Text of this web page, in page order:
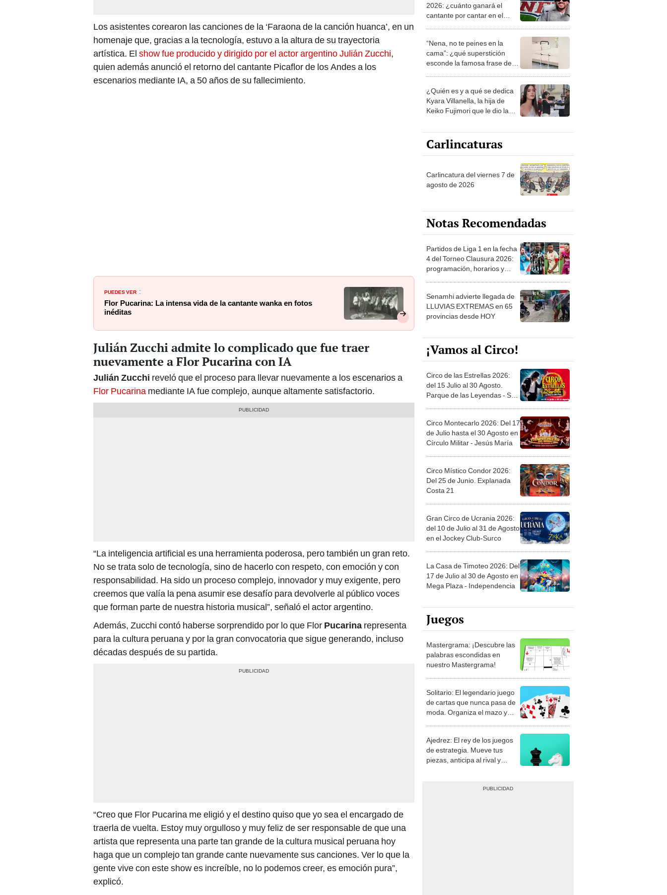
Los asistentes corearon las canciones de la ‘Faraona de la canción huanca’, en un
homenaje que, gracias a la tecnología, estuvo a la altura de su trayectoria
artística. El show fue producido y dirigido por el actor argentino Julián Zucchi,
quien además anunció el retorno del cantante Picaflor de los Andes a los
escenarios mediante IA, a 50 años de su fallecimiento.
PUEDES VER :
Flor Pucarina: La intensa vida de la cantante wanka en fotos
inéditas
Julián Zucchi admite lo complicado que fue traer
nuevamente a Flor Pucarina con IA
Julián Zucchi reveló que el proceso para llevar nuevamente a los escenarios a
Flor Pucarina mediante IA fue complejo, aunque altamente satisfactorio.
“La inteligencia artificial es una herramienta poderosa, pero también un gran reto.
No se trata solo de tecnología, sino de hacerlo con respeto, con emoción y con
responsabilidad. Ha sido un proceso complejo, innovador y muy exigente, pero
creemos que valía la pena asumir ese desafío para devolverle al público voces
que forman parte de nuestra historia musical”, señaló el actor argentino.
Además, Zucchi contó haberse sorprendido por lo que Flor Pucarina representa
para la cultura peruana y por la gran convocatoria que sigue generando, incluso
décadas después de su partida.
“Creo que Flor Pucarina me eligió y el destino quiso que yo sea el encargado de
traerla de vuelta. Estoy muy orgulloso y muy feliz de ser responsable de que una
artista que representa una parte tan grande de la cultura musical peruana hoy
haga que un complejo tan grande cante nuevamente sus canciones. Ver lo que la
gente vive con este show es increíble, no lo podemos creer, es emoción pura”,
explicó.
2026: ¿cuánto ganará el
cantante por cantar en el
“Nena, no te peines en la
cama”: ¿qué superstición
esconde la famosa frase de
¿Quién es y a qué se dedica
Kyara Villanella, la hija de
Keiko Fujimori que le dio la
Carlincaturas
Carlincatura del viernes 7 de
agosto de 2026
Notas Recomendadas
Partidos de Liga 1 en la fecha
4 del Torneo Clausura 2026:
programación, horarios y
Senamhi advierte llegada de
LLUVIAS EXTREMAS en 65
provincias desde HOY
¡Vamos al Circo!
Circo de las Estrellas 2026:
del 15 Julio al 30 Agosto.
Parque de las Leyendas - San
Circo Montecarlo 2026: Del 17
de Julio hasta el 30 Agosto en
Círculo Militar - Jesús María
Circo Místico Condor 2026:
Del 25 de Junio. Explanada
Costa 21
Gran Circo de Ucrania 2026:
del 10 de Julio al 31 de Agosto
en el Jockey Club-Surco
La Casa de Timoteo 2026: Del
17 de Julio al 30 de Agosto en
Mega Plaza - Independencia
Juegos
Mastergrama: ¡Descubre las
palabras escondidas en
nuestro Mastergrama!
Solitario: El legendario juego
de cartas que nunca pasa de
moda. Organiza el mazo y
Ajedrez: El rey de los juegos
de estrategia. Mueve tus
piezas, anticipa al rival y